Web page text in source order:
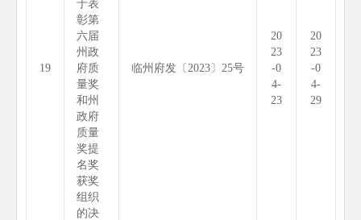
19
于表
彰第
六届
州政
府质
量奖
和州
政府
质量
奖提
名奖
获奖
组织
的决
临州府发〔2023〕25号
20
23
-0
4-
23
20
23
-0
4-
29